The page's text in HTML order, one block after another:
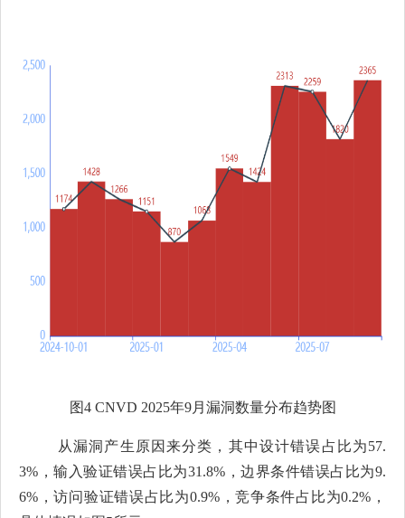
图4 CNVD 2025年9月漏洞数量分布趋势图
从漏洞产生原因来分类，其中设计错误占比为57.
3%，输入验证错误占比为31.8%，边界条件错误占比为9.
6%，访问验证错误占比为0.9%，竞争条件占比为0.2%，